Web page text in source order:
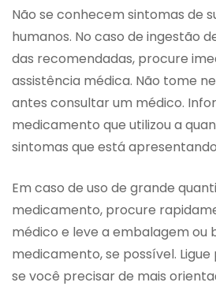
Não se conhecem sintomas de
humanos. No caso de ingestão
das recomendadas, procure
assistência médica. Não tome
antes consultar um médico.
medicamento que utilizou a
sintomas que está
Em caso de uso de grande
medicamento, procure
médico e leve a embalagem ou
medicamento, se possível. Ligue
se você precisar de mais